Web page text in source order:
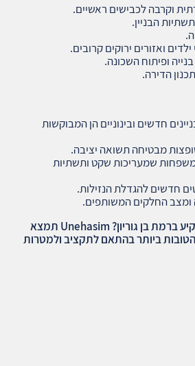
וקרבה לכבישים ראשיים.
הבניין.
ואזורים ירוקים קרובים.
ופיתוח השכונה.
הדירה.
בבניינים חדשים ובינוניים הן המבוקשות
מבטיחה תשואה יציבה.
שמעריכות שקט ותשתיות
חדשים להגדלת הנזילות.
ומצב החלקים המשותפים.
ברמת בן גוריון? Unehasim
תמצא
ביותר בהתאם לתקציב ולמטרות